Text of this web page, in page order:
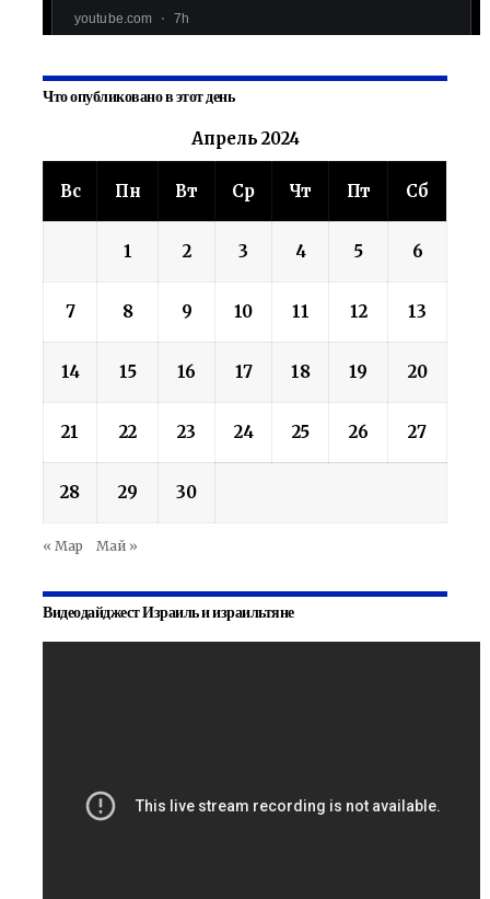
Что опубликовано в этот день
Апрель 2024
Вс Пн Вт Ср Чт Пт Сб
1 2 3 4 5 6
7 8 9 10 11 12 13
14 15 16 17 18 19 20
21 22 23 24 25 26 27
28 29 30
« Мар Май »
Видеодайджест Израиль и израильтяне